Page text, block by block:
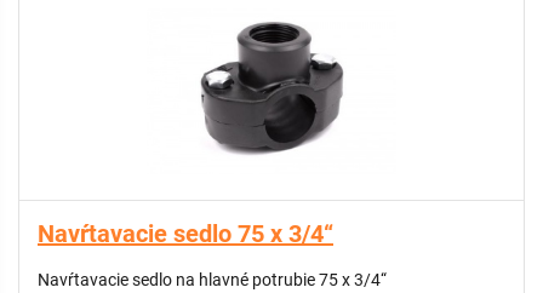
Navŕtavacie sedlo 75 x 3/4“
Navŕtavacie sedlo na hlavné potrubie 75 x 3/4“